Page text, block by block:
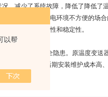
以帮
，减少了系统故障，降低了降低了
油田或配套供电环境不方便的场
监控系统的可靠性和稳定性。
存在较大的安全隐患。原温度变送
同时也解决了后期安装维护成本高